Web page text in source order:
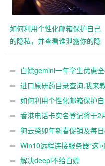
如何利用个性化邮箱保护自己
的隐私，并查看谁泄露你的隐
白嫖gemini一年学生优惠
进口原研药目录查询,我来
如何利用个性化邮箱保护
私 香港电话卡实名登记将于
吗？狗云癸卯年新春促销及每
Win10远程连接服务器“这
正”解决办法
解决deepl不给白嫖